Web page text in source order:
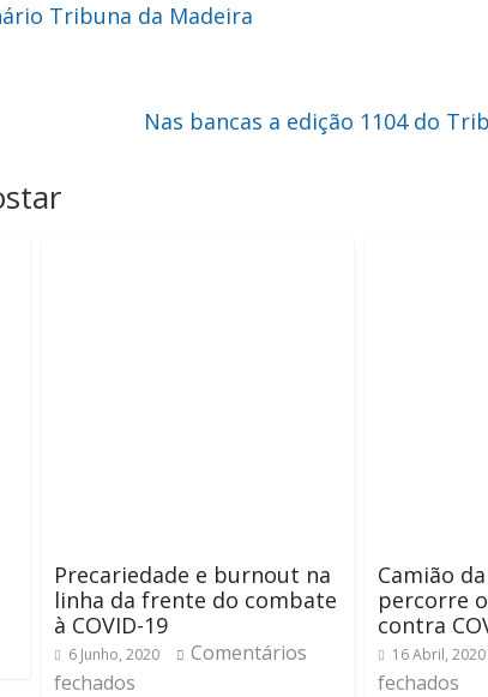
Tribuna da Madeira
Nas bancas a edição 1104 do
Precariedade e burnout na
linha da frente do combate
à COVID-19
6 Junho, 2020
Comentários
fechados
Camião
percorre
contra
16 Abril, 2020
fechados